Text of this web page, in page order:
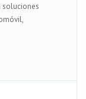
soluciones